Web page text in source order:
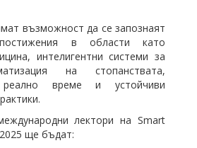
възможност да се запознаят
в области като
интелигентни системи за
на стопанствата,
време и устойчиви
лектори на Smart
ще бъдат: